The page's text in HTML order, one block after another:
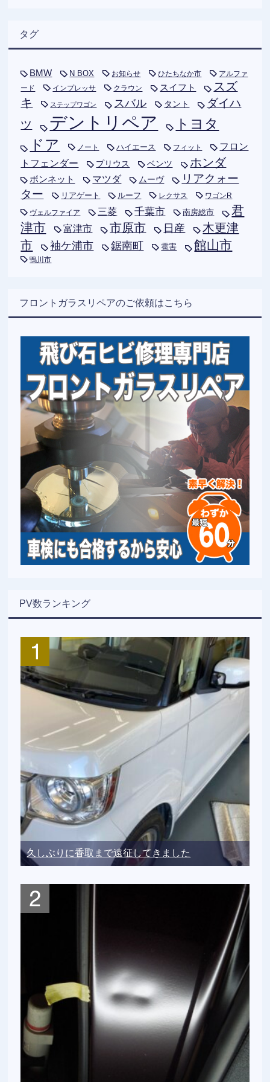
タグ
BMW N BOX お知らせ ひたちなか市
アルファ
ード
インプレッサ クラウン スイフト
スズ
キ
ステップワゴン スバル タント
ダイハ
ツ
デントリペア
トヨタ
ドア
ノート ハイエース フィット
フロン
トフェンダー
プリウス ベンツ ホンダ
ボンネット マツダ ムーヴ
リアクォー
ター
リアゲート ルーフ レクサス ワゴンR
ヴェルファイア 三菱 千葉市 南房総市
君
津市
富津市 市原市 日産
木更津
市
袖ケ浦市 鋸南町 雹害 館山市
鴨川市
フロントガラスリペアのご依頼はこちら
PV数ランキング
久しぶりに香取まで遠征してきました